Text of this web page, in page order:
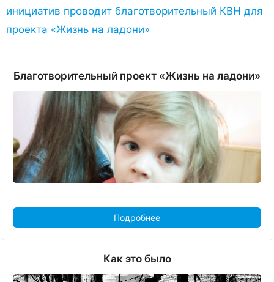
инициатив проводит благотворительный КВН для
проекта «Жизнь на ладони»
Благотворительный проект «Жизнь на ладони»
Подробнее
Как это было